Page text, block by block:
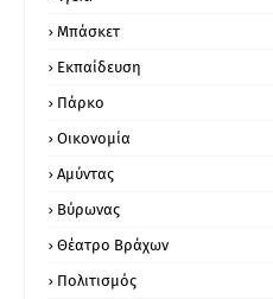
Μπάσκετ
Εκπαίδευση
Πάρκο
Οικονομία
Αμύντας
Βύρωνας
Θέατρο Βράχων
Πολιτισμός